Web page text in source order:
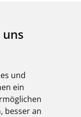
und
ein
besser an